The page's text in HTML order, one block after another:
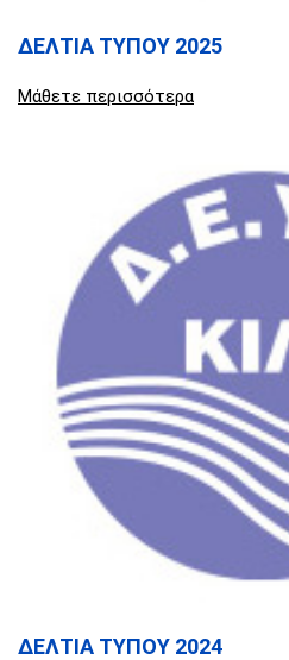
ΔΕΛΤΙΑ ΤΥΠΟΥ 2025
Μάθετε περισσότερα
ΔΕΛΤΙΑ ΤΥΠΟΥ 2024